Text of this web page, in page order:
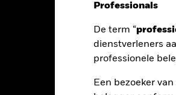
Professionals
De term “
dienstverleners
professionele
Een bezoeker
Kerngegevens
is met de beginselen van